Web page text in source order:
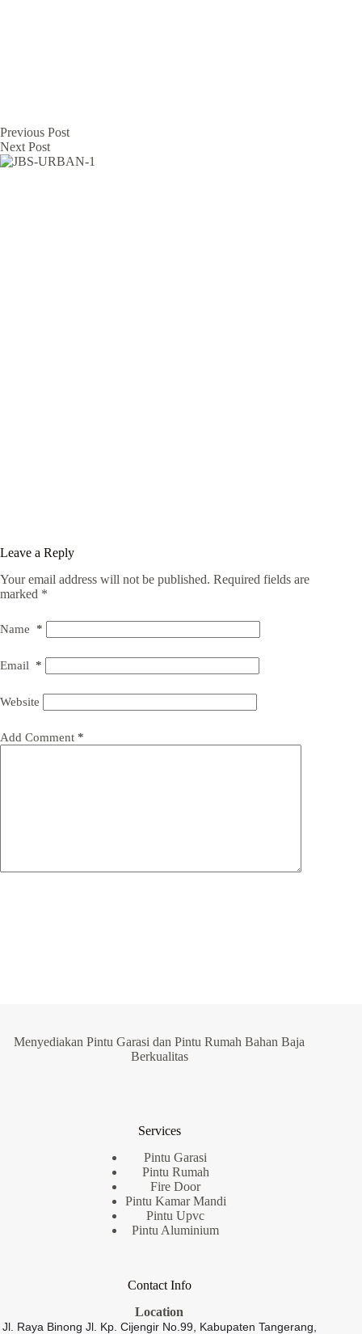
Previous Post
Next Post
Leave a Reply
Your email address will not be published. Required fields are
marked *
Name *
Email *
Website
Add Comment *
Menyediakan Pintu Garasi dan Pintu Rumah Bahan Baja
Berkualitas
Services
Pintu Garasi
Pintu Rumah
Fire Door
Pintu Kamar Mandi
Pintu Upvc
Pintu Aluminium
Contact Info
Location
Jl. Raya Binong Jl. Kp. Cijengir No.99, Kabupaten Tangerang,